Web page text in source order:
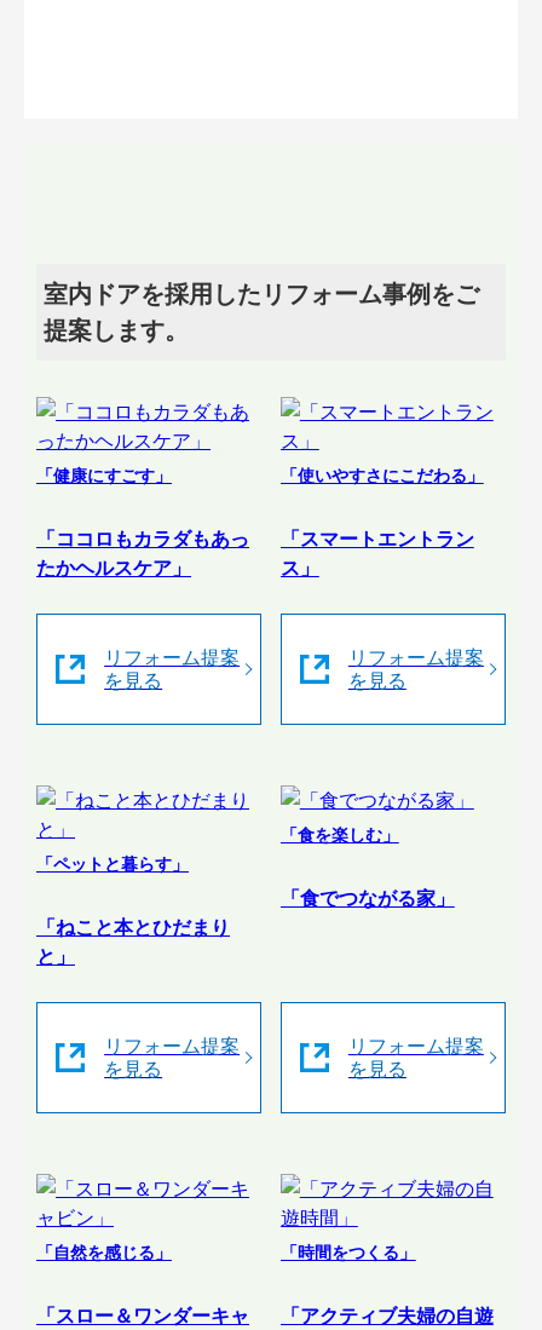
室内ドアを採用したリフォーム事例をご
提案します。
「健康にすごす」
「ココロもカラダもあっ
たかヘルスケア」
リフォーム提案
を見る
「使いやすさにこだわる」
「スマートエントラン
ス」
リフォーム提案
を見る
「ペットと暮らす」
「ねこと本とひだまり
と」
リフォーム提案
を見る
「食を楽しむ」
「食でつながる家」
リフォーム提案
を見る
「自然を感じる」
「スロー＆ワンダーキャ
「時間をつくる」
「アクティブ夫婦の自遊